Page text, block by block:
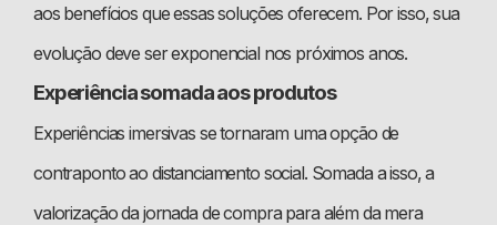
aos benefícios que essas soluções oferecem. Por isso, sua
evolução deve ser exponencial nos próximos anos.
Experiência somada aos produtos
Experiências imersivas se tornaram uma opção de
contraponto ao distanciamento social. Somada a isso, a
valorização da jornada de compra para além da mera